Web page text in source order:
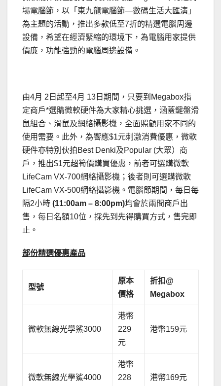
場電腦節，以「東九龍電腦節—數碼生活大匯演」
為主題的活動，推出多款低至7折的精選電腦周邊
設備，希望在經濟緊縮的環境下，為電腦用家提供
價廉，功能強勁的電腦周邊設備。
由4月 2日起至4月 13日期間，只要到Megabox指
定商戶*選購微軟硬件為大家精心挑選，涵蓋鍵盤滑
鼠組合、滑鼠及網絡攝影機，全面照顧用家不同的
使用需要。此外，為響應$1元刺激消費優惠，微軟
硬件亦特別伙拍Best Denki及Popular (大眾）商
戶，推出$1元超筍價購買優惠，前者可選購微軟
LifeCam VX-700網絡攝影機；後者則可選購微軟
LifeCam VX-500網絡攝影機。電腦節期間，每日每
隔2小時 (11:00am – 8:00pm)均會於兩間商戶出
售，每日名額10位，採先到先得購買方式，售完即
止。
部份精選優惠產品
型號
原本
價格
折扣@
Megabox
微軟無線光學鯊3000
港幣
229
元
港幣159元
微軟無線光學鯊4000
港幣
228
港幣169元